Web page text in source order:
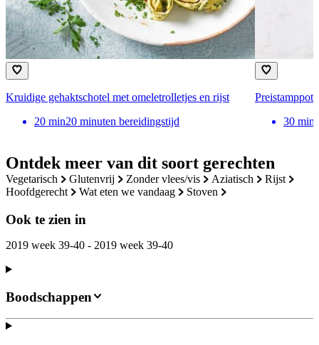
Ontdek meer van dit soort gerechten
vegetarisch glutenvrij zonder vlees/vis aziatisch
rijst
hoofdgerecht
wat eten we vandaag stoven
Ook te zien in
2019 week 39-40 - 2019 week 39-40
Kruidige gehaktschotel met omeletrolletjes en rijst
20 min20 minuten bereidingstijd
Preistamppot
30 min
Boodschappen